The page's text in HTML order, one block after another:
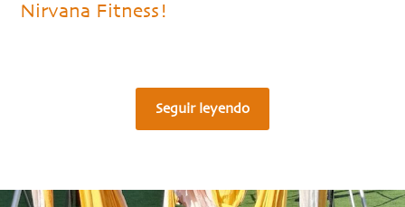
Nirvana Fitness!
Seguir leyendo